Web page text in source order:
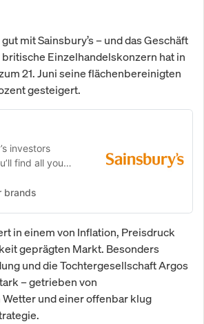
mit Sainsbury’s – und das Geschäft
Einzelhandelskonzern hat in
21. Juni seine flächenbereinigten
gesteigert.
investors
find all you
news and
brands
in einem von Inflation, Preisdruck
geprägten Markt. Besonders
und die Tochtergesellschaft Argos
– getrieben von
und einer offenbar klug